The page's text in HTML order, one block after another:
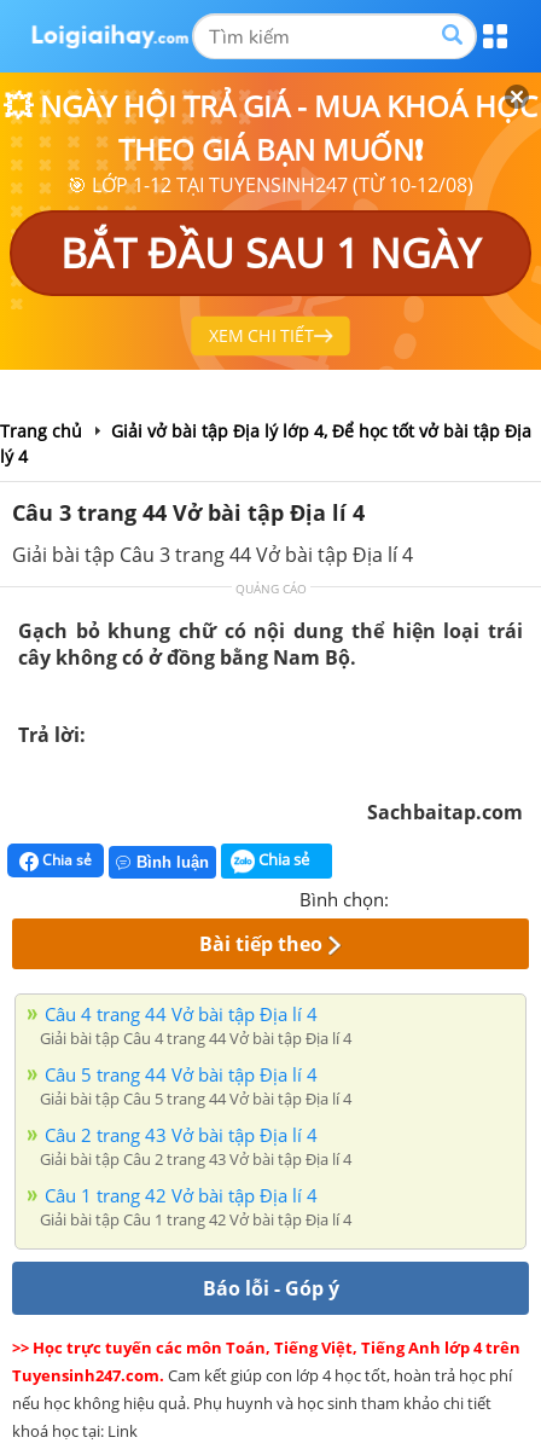
💥 NGÀY HỘI TRẢ GIÁ - MUA KHOÁ HỌC
THEO GIÁ BẠN MUỐN❗
🎯 LỚP 1-12 TẠI TUYENSINH247 (TỪ 10-12/08)
BẮT ĐẦU SAU 1 NGÀY
XEM CHI TIẾT
Trang chủ
Giải vở bài tập Địa lý lớp 4, Để học tốt vở bài tập Địa
lý 4
Câu 3 trang 44 Vở bài tập Địa lí 4
Giải bài tập Câu 3 trang 44 Vở bài tập Địa lí 4
QUẢNG CÁO
Gạch bỏ khung chữ có nội dung thể hiện loại trái
cây không có ở đồng bằng Nam Bộ.
Trả lời:
Sachbaitap.com
Chia sẻ Bình luận Chia sẻ
Bình chọn:
Bài tiếp theo
Câu 4 trang 44 Vở bài tập Địa lí 4
Giải bài tập Câu 4 trang 44 Vở bài tập Địa lí 4
Câu 5 trang 44 Vở bài tập Địa lí 4
Giải bài tập Câu 5 trang 44 Vở bài tập Địa lí 4
Câu 2 trang 43 Vở bài tập Địa lí 4
Giải bài tập Câu 2 trang 43 Vở bài tập Địa lí 4
Câu 1 trang 42 Vở bài tập Địa lí 4
Giải bài tập Câu 1 trang 42 Vở bài tập Địa lí 4
Báo lỗi - Góp ý
>> Học trực tuyến các môn Toán, Tiếng Việt, Tiếng Anh lớp 4 trên
Tuyensinh247.com. Cam kết giúp con lớp 4 học tốt, hoàn trả học phí
nếu học không hiệu quả. Phụ huynh và học sinh tham khảo chi tiết
khoá học tại: Link